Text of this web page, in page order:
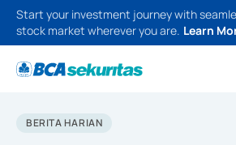
Start your investment journey with
stock market wherever you are. Learn
BERITA HARIAN